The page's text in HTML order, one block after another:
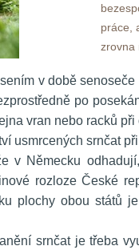
práce,
zrovna
v době
po
vran nebo racků
usmrcených srnčat
v Německu
rozloze České
plochy obou států
srnčat je třeba